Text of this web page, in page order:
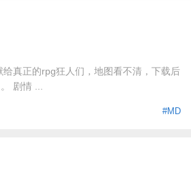
真正的rpg狂人们，地图看不清，下载后
剧情 ...
#MD